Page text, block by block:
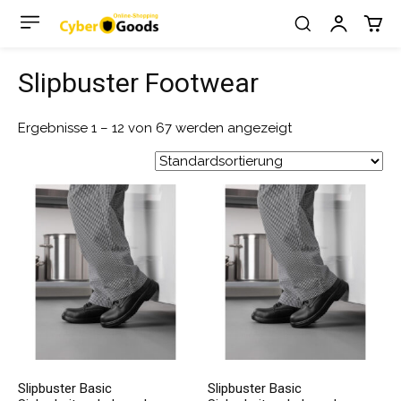
Slipbuster Footwear
Ergebnisse 1 – 12 von 67 werden angezeigt
Slipbuster Basic
Slipbuster Basic